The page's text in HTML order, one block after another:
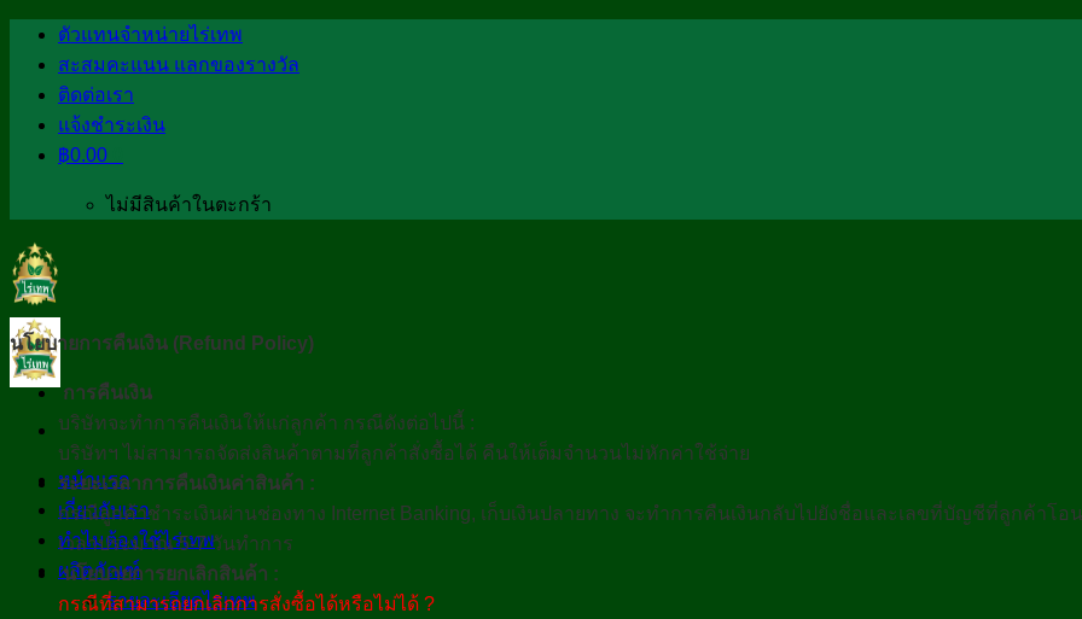
Skip
content
ตัวแทนจำหน่ายไร่เทพ
สะสมคะแนน แลกของรางวัล
ติดต่อเรา
แจ้งชำระเงิน
฿0.00
ไม่มีสินค้าในตะกร้า
หน้าแรก
เกี่ยวกับเรา
ทำไมต้องใช้ไร่เทพ
ผลิตภัณฑ์
รายละเอียดไร่เทพ
นโยบายการคืนเงิน (Refund Policy)
การคืนเงิน
บริษัทจะทำการคืนเงินให้แก่ลูกค้า กรณีดังต่อไปนี้ :
บริษัทฯ ไม่สามารถจัดส่งสินค้าตามที่ลูกค้าสั่งซื้อได้ คืนให้เต็มจำนวนไม่หักค่าใช้จ่าย
ระยะเวลาการคืนเงินค่าสินค้า :
กรณีลูกค้าชำระเงินผ่านช่องทาง Internet Banking, เก็บเงินปลายทาง จะทำการคืนเงินกลับไปยังชื่อและเลขที่บัญชีที่ลูกค้าโ
เวลาประมาณ 5-7 วันทำการ
นโยบายการยกเลิกสินค้า :
กรณีที่สามารถยกเลิกการสั่งซื้อได้หรือไม่ได้ ?